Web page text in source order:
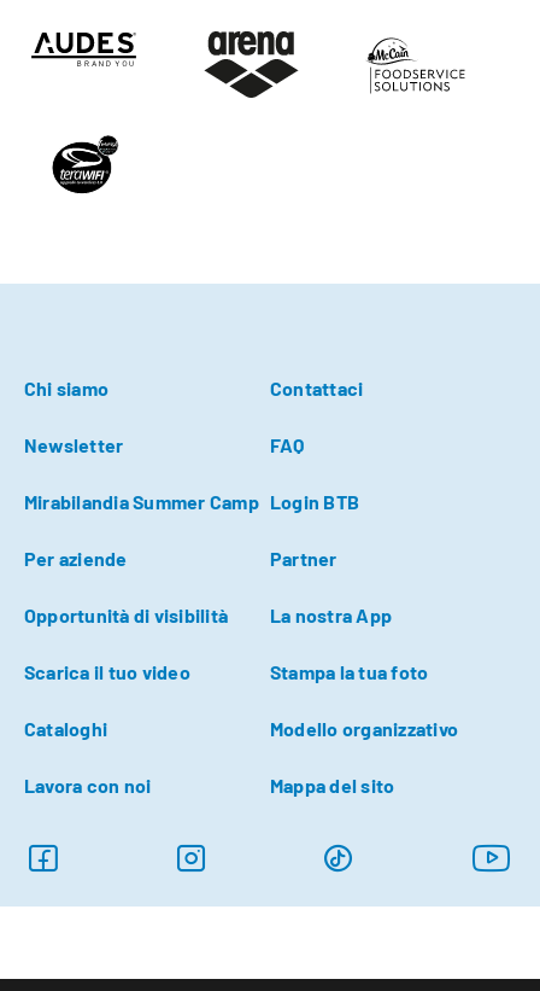
Chi siamo Contattaci
Newsletter FAQ
Mirabilandia Summer Camp Login BTB
Per aziende Partner
Opportunità di visibilità La nostra App
Scarica il tuo video Stampa la tua foto
Cataloghi Modello organizzativo
Lavora con noi Mappa del sito